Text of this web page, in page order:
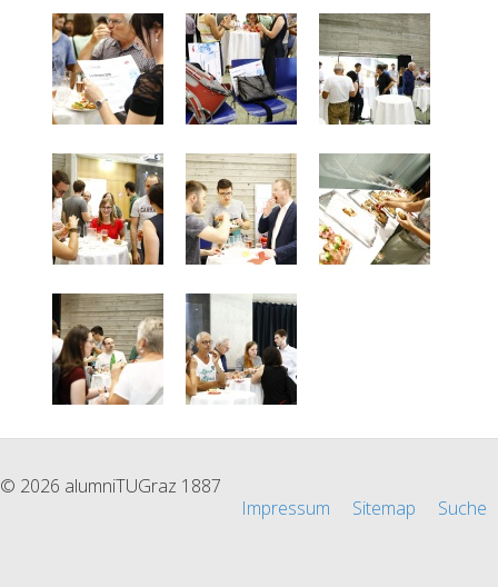
© 2026 alumniTUGraz 1887
Impressum
Sitemap Suche